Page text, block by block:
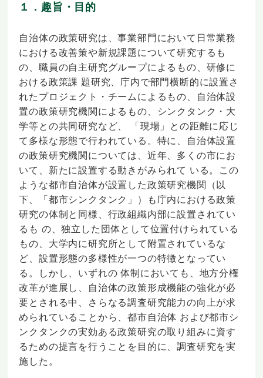
１．趣旨・目的
自治体の政策研究は、事業部門において日常業務
における改善策や新規課題について研究するも
の、職員の自主研究グループによるもの、研修に
おける政策課 題研究、庁内で部門横断的に設置さ
れたプロジェクト・チームによるもの、自治体設
置の政策研究機関によるもの、シンクタンク・大
学等との共同研究など、 「現場」との距離に応じ
て多様な形態で行われている。特に、自治体設置
の政策研究機関については、近年、多くの市にお
いて、新たに設置する動きがみられて いる。この
ような都市自治体が設置した政策研究機関（以
下、「都市シンクタンク」）も庁内における政策
研究の体制と同様、行政組織内部に設置されてい
るも の、独立した団体として位置付けられている
もの、大学内に研究所として附置されているな
ど、設置形態の多様性が一つの特徴となってい
る。しかし、いずれの 体制においても、地方分権
改革が進展し、自治体の政策形成機能の強化が必
要とされる中、さらなる調査研究能力の向上が求
められていることから、都市自治体 および都市シ
ンクタンクの実効ある政策研究の取り組みに資す
るための提言を行うことを目的に、調査研究を実
施した。